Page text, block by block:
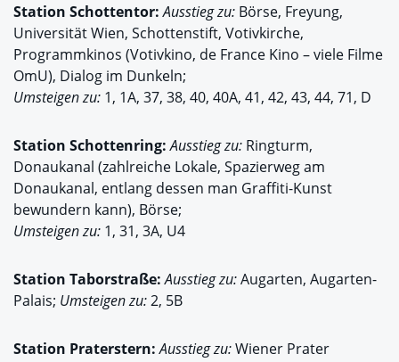
Station Schottentor: Ausstieg zu: Börse, Freyung,
Universität Wien, Schottenstift, Votivkirche,
Programmkinos (Votivkino, de France Kino – viele Filme
OmU), Dialog im Dunkeln;
Umsteigen zu: 1, 1A, 37, 38, 40, 40A, 41, 42, 43, 44, 71, D
Station Schottenring: Ausstieg zu: Ringturm,
Donaukanal (zahlreiche Lokale, Spazierweg am
Donaukanal, entlang dessen man Graffiti-Kunst
bewundern kann), Börse;
Umsteigen zu: 1, 31, 3A, U4
Station Taborstraße: Ausstieg zu:Augarten, Augarten-
Palais; Umsteigen zu:2, 5B
Station Praterstern:Ausstieg zu:Wiener Prater